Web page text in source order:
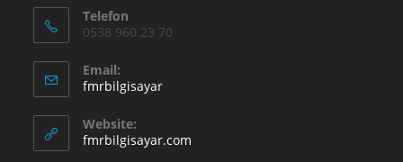
Telefon
0538 960 23 70
Email:
fmrbilgisayarOpens
application
Website:
fmrbilgisayar.com